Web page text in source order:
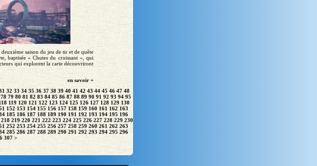
saison du jeu de tir et de quête
baptisée « Chutes du croissant », qui
qui explorent la carte découvriront
en savoir +
32 33 34 35 36 37 38 39 40 41 42 43 44 45 46 47 48
78 79 80 81 82 83 84 85 86 87 88 89 90 91 92 93 94 95
119 120 121 122 123 124 125 126 127 128 129 130
152 153 154 155 156 157 158 159 160 161 162 163
185 186 187 188 189 190 191 192 193 194 195 196
218 219 220 221 222 223 224 225 226 227 228 229 230
252 253 254 255 256 257 258 259 260 261 262 263
285 286 287 288 289 290 291 292 293 294 295 296
307 >